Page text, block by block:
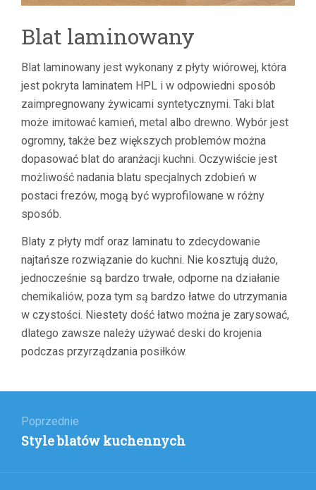
Blat laminowany
Blat laminowany jest wykonany z płyty wiórowej, która
jest pokryta laminatem HPL i w odpowiedni sposób
zaimpregnowany żywicami syntetycznymi. Taki blat
może imitować kamień, metal albo drewno. Wybór jest
ogromny, także bez większych problemów można
dopasować blat do aranżacji kuchni. Oczywiście jest
możliwość nadania blatu specjalnych zdobień w
postaci frezów, mogą być wyprofilowane w różny
sposób.
Blaty z płyty mdf oraz laminatu to zdecydowanie
najtańsze rozwiązanie do kuchni. Nie kosztują dużo,
jednocześnie są bardzo trwałe, odporne na działanie
chemikaliów, poza tym są bardzo łatwe do utrzymania
w czystości. Niestety dość łatwo można je zarysować,
dlatego zawsze należy używać deski do krojenia
podczas przyrządzania posiłków.
wpisu
Poprzednie
Poprzedni
Style blatów kuchennych